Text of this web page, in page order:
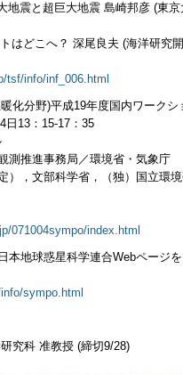
震と超巨大地震 島崎邦彦 (東京
はどこへ？ 深尾良夫 (海洋研究
tsf/info/inf_006.html
化分野)平成19年度国内ワークシ
13：15-17：35
推進事務局／環境省・気象庁
，文部科学省，（独）国立環
071004sympo/index.html
本地球惑星科学連合Webページ
sympo.html
究科 准教授 (締切9/28)